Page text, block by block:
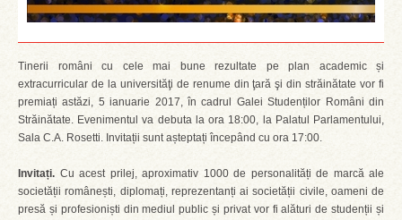
Tinerii români cu cele mai bune rezultate pe plan academic și
extracurricular de la universităţi de renume din ţară şi din străinătate vor fi
premiați astăzi, 5 ianuarie 2017, în cadrul Galei Studenților Români din
Străinătate. Evenimentul va debuta la ora 18:00, la Palatul Parlamentului,
Sala C.A. Rosetti. Invitații sunt așteptați începând cu ora 17:00.
Invitați. Cu acest prilej, aproximativ 1000 de personalități de marcă ale
societății românești, diplomați, reprezentanți ai societății civile, oameni de
presă și profesioniști din mediul public și privat vor fi alături de studenții și